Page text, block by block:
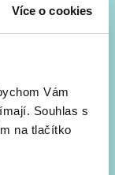
Více o cookies
Vám
Souhlas s
na tlačítko
do mailu!